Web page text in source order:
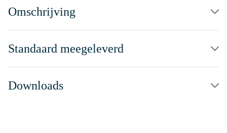
Omschrijving
Standaard meegeleverd
Downloads